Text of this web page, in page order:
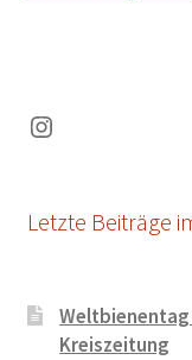
Instagram
Letzte Beiträge
Kreiszeitung